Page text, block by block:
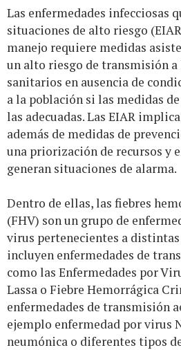
Las enfermedades infecciosas
situaciones de alto riesgo
manejo requiere medidas
un alto riesgo de transmisión
sanitarios en ausencia de
a la población si las medidas
las adecuadas. Las EIAR
además de medidas de
una priorización de recursos y
generan situaciones de alarma.
Dentro de ellas, las fiebres
(FHV) son un grupo de
virus pertenecientes a
incluyen enfermedades de
como las Enfermedades por
Lassa o Fiebre Hemorrágica
enfermedades de transmisión
ejemplo enfermedad por virus
neumónica o diferentes tipos